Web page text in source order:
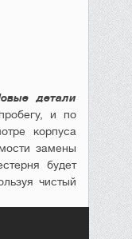
детали
и по
корпуса
замены
будет
чистый